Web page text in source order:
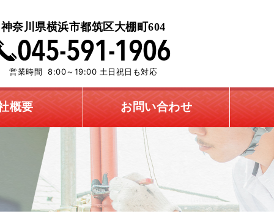
神奈川県横浜市都筑区大棚町604
営業時間 8:00～19:00 土日祝日も対応
概要 お問い合わせ